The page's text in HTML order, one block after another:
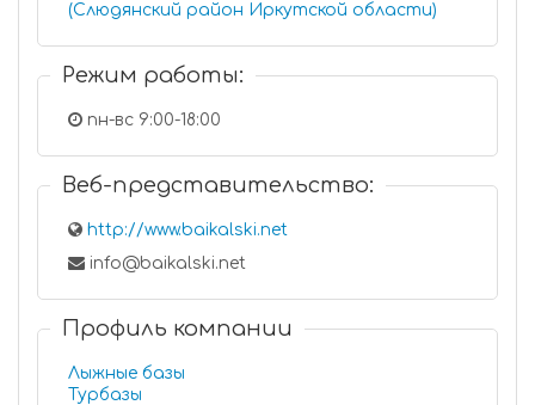
(Слюдянский район Иркутской области)
Режим работы:
пн-вс 9:00-18:00
Веб-представительство:
http://www.baikalski.net
info@baikalski.net
Профиль компании
Лыжные базы
Турбазы